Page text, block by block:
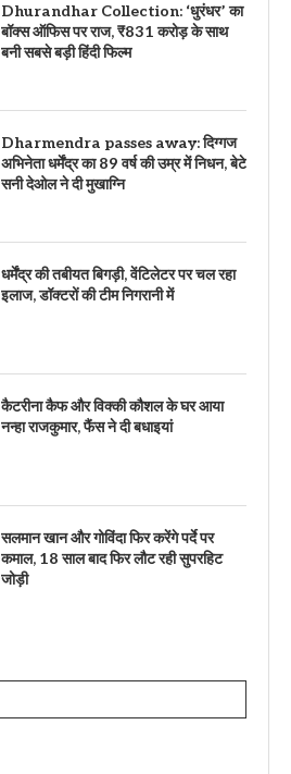
Dhurandhar Collection: ‘धुरंधर’ का
बॉक्स ऑफिस पर राज, ₹831 करोड़ के साथ
बनी सबसे बड़ी हिंदी फिल्म
Dharmendra passes away: दिग्गज
अभिनेता धर्मेंद्र का 89 वर्ष की उम्र में निधन, बेटे
सनी देओल ने दी मुखाग्नि
धर्मेंद्र की तबीयत बिगड़ी, वेंटिलेटर पर चल रहा
इलाज, डॉक्टरों की टीम निगरानी में
कैटरीना कैफ और विक्की कौशल के घर आया
नन्हा राजकुमार, फैंस ने दी बधाइयां
सलमान खान और गोविंदा फिर करेंगे पर्दे पर
कमाल, 18 साल बाद फिर लौट रही सुपरहिट
जोड़ी